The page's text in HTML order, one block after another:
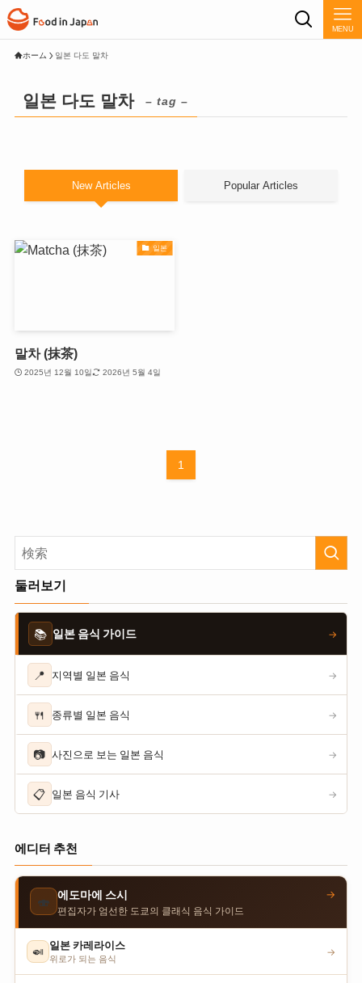
MENU
ホーム 일본 다도 말차
일본 다도 말차 – tag –
New Articles Popular Articles
일본
말차 (抹茶)
2025년 12월 10일 2026년 5월 4일
1
둘러보기
📚 일본 음식 가이드 →
📍 지역별 일본 음식 →
🍴 종류별 일본 음식 →
📷 사진으로 보는 일본 음식 →
📋 일본 음식 기사 →
에디터 추천
🍣 에도마에 스시
편집자가 엄선한 도쿄의 클래식 음식 가이드
→
🍛 일본 카레라이스
위로가 되는 음식
→